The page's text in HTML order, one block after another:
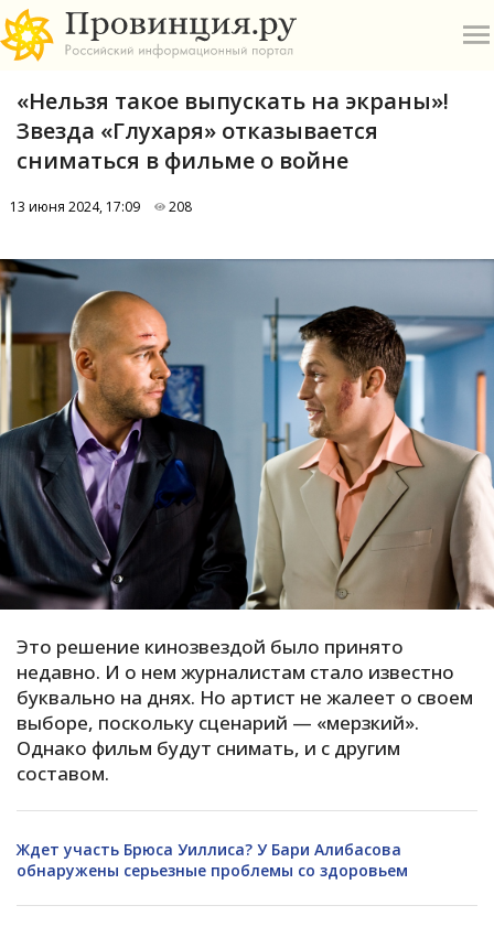
Б
В
К
М
П
Р
С
Т
У
Х
Ч
«Нельзя такое выпускать на экраны»!
Звезда «Глухаря» отказывается
сниматься в фильме о войне
13 июня 2024, 17:09 208
Это решение кинозвездой было принято
недавно. И о нем журналистам стало известно
буквально на днях. Но артист не жалеет о своем
выборе, поскольку сценарий — «мерзкий».
Однако фильм будут снимать, и с другим
составом.
Ждет участь Брюса Уиллиса? У Бари Алибасова
обнаружены серьезные проблемы со здоровьем